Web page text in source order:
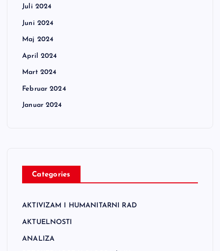
Juli 2024
Juni 2024
Maj 2024
April 2024
Mart 2024
Februar 2024
Januar 2024
Categories
AKTIVIZAM I HUMANITARNI RAD
AKTUELNOSTI
ANALIZA